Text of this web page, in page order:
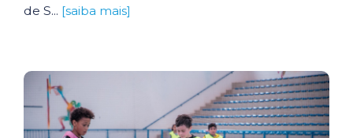
de S... [saiba mais]